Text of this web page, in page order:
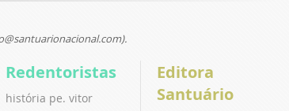
Redentoristas
história pe. vitor
Editora
Santuário